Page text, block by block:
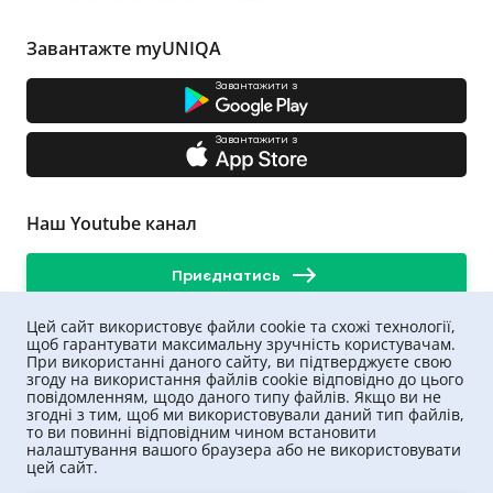
Черкасах?
Наразі мешканці Черкас та Черкаської області можуть
оформити ОСЦПВ, не виходячи з дому чи офісу. Угода,
придбана онлайн, має таку ж юридичну силу, як
оформлена на паперовому бланку. Електронний
документ можна легко видрукувати у разі потреби або
зберігати у смартфоні.
будь-який час 24/7. Крім того, компанія часто
Компанія UNIQA пропонує швидке та зручне
оформлення поліса ОСЦПВ онлайн. Для покупки
надати необхідні дані та незабаром після оплати та
СМС-підписання договір буде надіслано на вашу
електронну пошту. Після оплати страховки дані про
страховий договір відразу з'являються у
централізованій базі Моторного бюро України.
UNIQA забезпечує високий рівень сервісу та
надійності, що підтверджується довірою багатьох
клієнтів. Оформлення страховки з UNIQA — це
Завантажте myUNIQA
Завантажити з
Завантажити з
Наш Youtube канал
Приєднатись
Цей сайт використовує файли cookie та схожі технології,
щоб гарантувати максимальну зручність користувачам.
При використанні даного сайту, ви підтверджуєте свою
згоду на використання файлів cookie відповідно до цього
повідомленням, щодо даного типу файлів. Якщо ви не
згодні з тим, щоб ми використовували даний тип файлів,
то ви повинні відповідним чином встановити
налаштування вашого браузера або не використовувати
цей сайт.